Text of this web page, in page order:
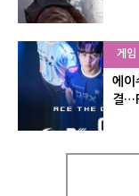
게임
에이
결